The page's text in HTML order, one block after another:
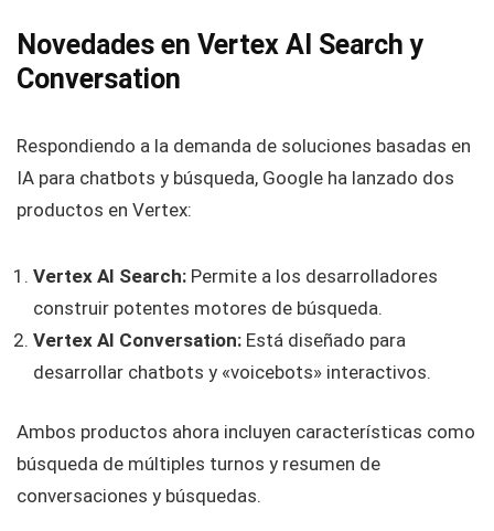
Novedades en Vertex AI Search y
Conversation
Respondiendo a la demanda de soluciones basadas en
IA para chatbots y búsqueda, Google ha lanzado dos
productos en Vertex:
Vertex AI Search: Permite a los desarrolladores
construir potentes motores de búsqueda.
Vertex AI Conversation: Está diseñado para
desarrollar chatbots y «voicebots» interactivos.
Ambos productos ahora incluyen características como
búsqueda de múltiples turnos y resumen de
conversaciones y búsquedas.